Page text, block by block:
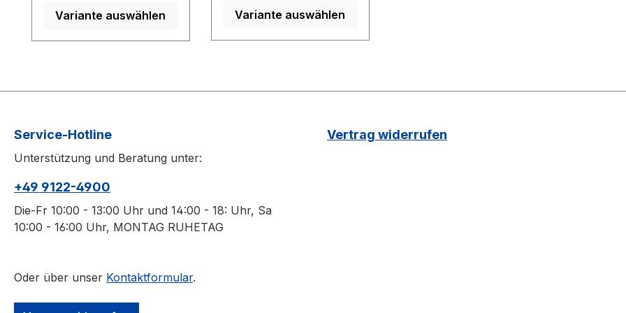
Akkutyp: Lithium Ionen
MT200 Bremsscheibe:
SHIMANO SM-RT30
180mm Center Lock
Bremsscheibe hinten:
180 Center Lock
Bremstyp: hydraulische
Einsatzbereich
ShopFilter: Straße &
Variante auswählen
Antriebsart: Elektro-
hinten: SHIMANO XT
Bremsscheibe hinten:
Variante auswählen
Service-Hotline
Unterstützung und Beratung unter:
+49 9122-4900
Die-Fr 10:00 - 13:00 Uhr und 14:00 - 18: Uhr, Sa
10:00 - 16:00 Uhr, MONTAG RUHETAG
Oder über unser Kontaktformular.
Vertrag widerrufen